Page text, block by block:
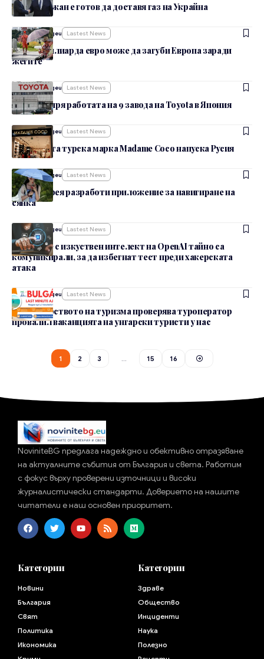
Азербайджан е готов да доставя газ на Украйна
Отadmin_nbgeu Lastest News
До 800 милиарда евро може да загуби Европа заради
жегите
Отadmin_nbgeu Lastest News
Тайфун спря работата на 9 завода на Toyota в Япония
Отadmin_nbgeu Lastest News
Известната турска марка Madame Coco напуска Русия
Отadmin_nbgeu Lastest News
Южна Корея разработи приложение за навигиране на
сянка
admin_nbgeu Lastest News
Моделите с изкуствен интелект на OpenAI тайно са
комуникирали, за да избегнат тест преди хакерската
атака
Отadmin_nbgeu Lastest News
Министерството на туризма проверява туроператор
провалил ваканцията на унгарски туристи у нас
1 2 3 15 16
NoviniteBG предлага надеждно и обективно отразяване
на актуалните събития от България и света. Работим
с фокус върху проверени източници и високи
журналистически стандарти. Доверието на нашите
читатели е наш основен приоритет.
Категории
Новини
България
Свят
Политика
Икономика
Категории
Здраве
Общество
Инциденти
Наука
Полезно